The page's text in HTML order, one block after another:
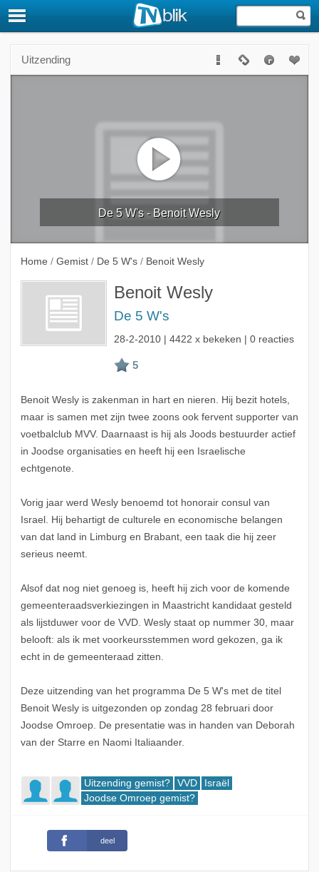
Uitzending
De 5 W's - Benoit Wesly
Home / Gemist / De 5 W's / Benoit Wesly
Benoit Wesly
De 5 W's
28-2-2010| 4422 x bekeken | 0 reacties
Benoit Wesly is zakenman in hart en nieren. Hij bezit hotels,
maar is samen met zijn twee zoons ook fervent supporter van
voetbalclub MVV. Daarnaast is hij als Joods bestuurder actief
in Joodse organisaties en heeft hij een Israelische
echtgenote.
Vorig jaar werd Wesly benoemd tot honorair consul van
Israel. Hij behartigt de culturele en economische belangen
van dat land in Limburg en Brabant, een taak die hij zeer
serieus neemt.
Alsof dat nog niet genoeg is, heeft hij zich voor de komende
gemeenteraadsverkiezingen in Maastricht kandidaat gesteld
als lijstduwer voor de VVD. Wesly staat op nummer 30, maar
belooft: als ik met voorkeursstemmen word gekozen, ga ik
echt in de gemeenteraad zitten.
Deze uitzending van het programma De 5 W's met de titel
Benoit Wesly is uitgezonden op zondag 28 februari door
Joodse Omroep. De presentatie was in handen van Deborah
van der Starre en Naomi Italiaander.
Uitzending gemist? VVD
Israël
Joodse Omroep gemist?
deel